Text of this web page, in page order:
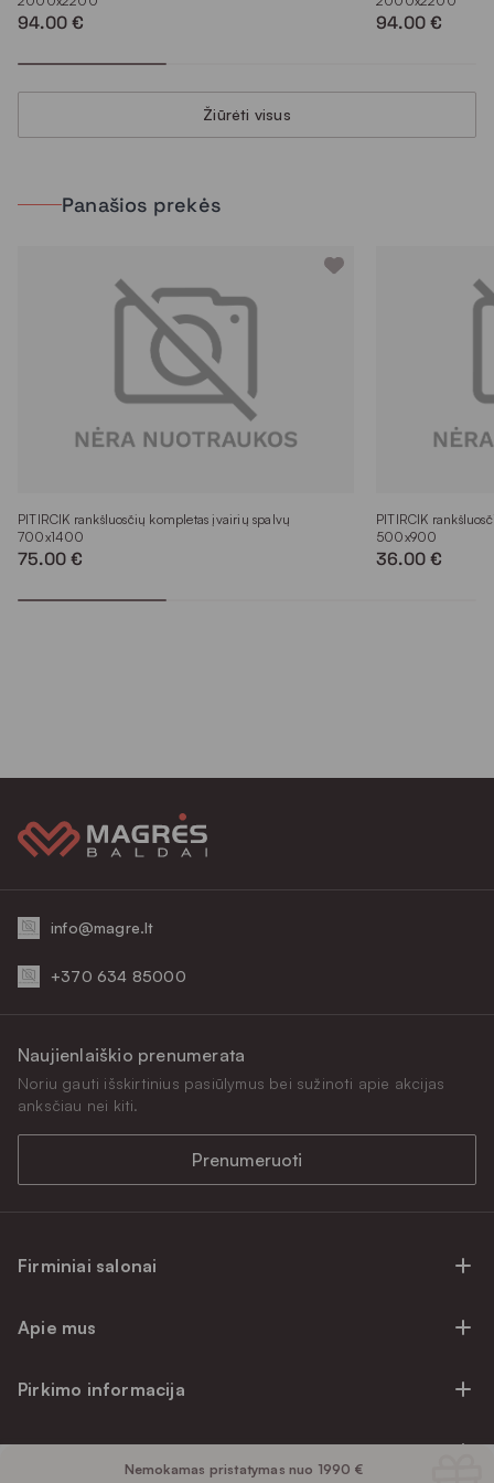
Nemokamas pristatymas nuo 1990 €
94.00 € 94.00 €
Žiūrėti visus
Panašios prekės
PITIRCIK rankšluosčių kompletas įvairių spalvų
700x1400
75.00 €
PITIRCIK
500x900
36.00 €
info@magre.lt
+370 634 85000
Firminiai salonai
Firminiai salonai Klaipėdoje
Apie mus
Atsiliepimai
Pirkimo informacija
Pirkimo sąlygos
Prekių priežiūra ir garantija
Naujienlaiškio prenumerata
Noriu gauti išskirtinius pasiūlymus bei sužinoti apie akcijas
anksčiau nei kiti.
Prenumeruoti